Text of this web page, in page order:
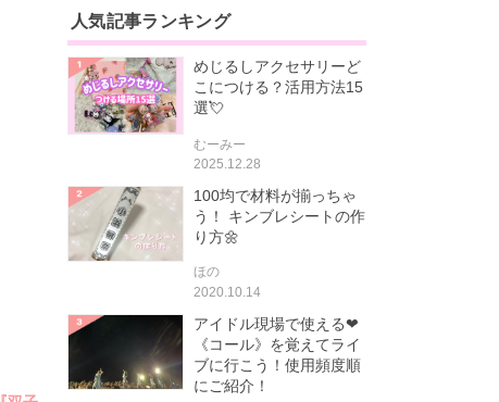
人気記事ランキング
めじるしアクセサリーど
こにつける？活用方法15
選💘
むーみー
2025.12.28
100均で材料が揃っちゃ
う！ キンブレシートの作
り方🌼
ほの
2020.10.14
アイドル現場で使える❤
《コール》を覚えてライ
ブに行こう！使用頻度順
にご紹介！